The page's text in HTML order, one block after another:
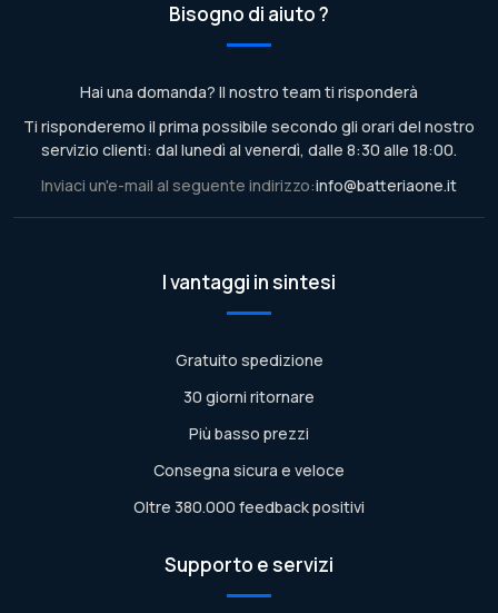
Bisogno di aiuto ?
Hai una domanda? Il nostro team ti risponderà
Ti risponderemo il prima possibile secondo gli orari del nostro
servizio clienti: dal lunedì al venerdì, dalle 8:30 alle 18:00.
Inviaci un'e-mail al seguente indirizzo:info@batteriaone.it
I vantaggi in sintesi
Gratuito spedizione
30 giorni ritornare
Più basso prezzi
Consegna sicura e veloce
Oltre 380.000 feedback positivi
Supporto e servizi